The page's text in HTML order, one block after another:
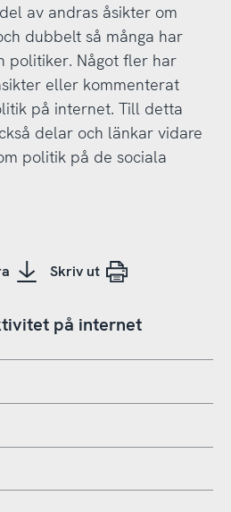
av andras åsikter om
dubbelt så många har
politiker. Något fler har
eller kommenterat
på internet. Till detta
delar och länkar vidare
politik på de sociala
Skriv ut
på internet